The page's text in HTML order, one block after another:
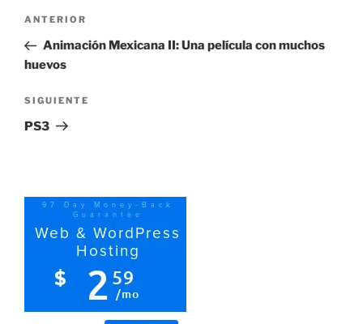
Navegación
entradas
Entrada
anterior:
ANTERIOR
Animación Mexicana II: Una película con muchos
huevos
Siguiente
entrada
SIGUIENTE
PS3